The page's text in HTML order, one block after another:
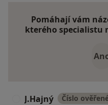
Pomáhají vám
kterého specialistu
J.Hajný Číslo